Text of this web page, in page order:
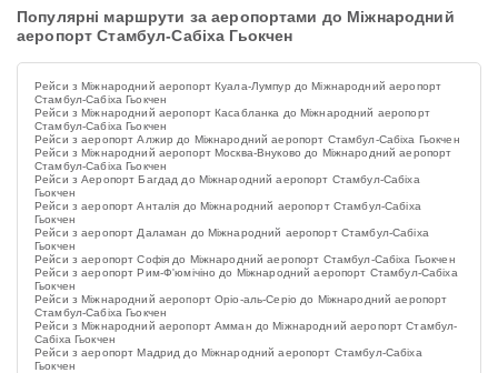
Популярні маршрути за аеропортами до Міжнародний
аеропорт Стамбул-Сабіха Гьокчен
Рейси з Міжнародний аеропорт Куала-Лумпур до Міжнародний аеропорт
Стамбул-Сабіха Гьокчен
Рейси з Міжнародний аеропорт Касабланка до Міжнародний аеропорт
Стамбул-Сабіха Гьокчен
Рейси з аеропорт Алжир до Міжнародний аеропорт Стамбул-Сабіха Гьокчен
Рейси з Міжнародний аеропорт Москва-Внуково до Міжнародний аеропорт
Стамбул-Сабіха Гьокчен
Рейси з Аеропорт Багдад до Міжнародний аеропорт Стамбул-Сабіха
Гьокчен
Рейси з аеропорт Анталія до Міжнародний аеропорт Стамбул-Сабіха
Гьокчен
Рейси з аеропорт Даламан до Міжнародний аеропорт Стамбул-Сабіха
Гьокчен
Рейси з аеропорт Софія до Міжнародний аеропорт Стамбул-Сабіха Гьокчен
Рейси з аеропорт Рим-Ф'юмічіно до Міжнародний аеропорт Стамбул-Сабіха
Гьокчен
Рейси з Міжнародний аеропорт Оріо-аль-Серіо до Міжнародний аеропорт
Стамбул-Сабіха Гьокчен
Рейси з Міжнародний аеропорт Амман до Міжнародний аеропорт Стамбул-
Сабіха Гьокчен
Рейси з аеропорт Мадрид до Міжнародний аеропорт Стамбул-Сабіха
Гьокчен